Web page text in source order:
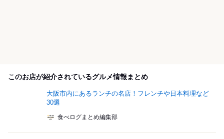
このお店が紹介されているグルメ情報まとめ
大阪市内にあるランチの名店！フレンチや日本料理など
30選
食べログまとめ編集部